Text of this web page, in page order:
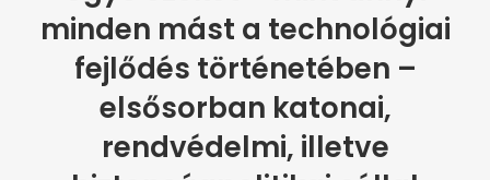
minden mást a technológiai
fejlődés történetében –
elsősorban katonai,
rendvédelmi, illetve